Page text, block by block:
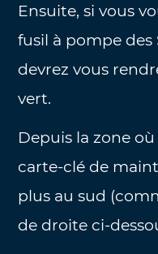
Ensuite, si vous
fusil à pompe des
devrez vous
vert.
Depuis la zone
carte-clé de
plus au sud
de droite ci-